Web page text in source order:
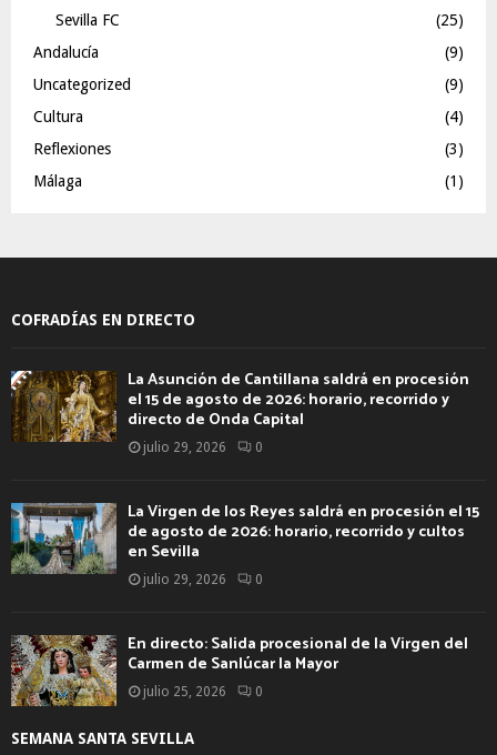
Sevilla FC
(25)
Andalucía
(9)
Uncategorized
(9)
Cultura
(4)
Reflexiones
(3)
Málaga
(1)
COFRADÍAS EN DIRECTO
La Asunción de Cantillana saldrá en procesión
el 15 de agosto de 2026: horario, recorrido y
directo de Onda Capital
julio 29, 2026 0
La Virgen de los Reyes saldrá en procesión el 15
de agosto de 2026: horario, recorrido y cultos
en Sevilla
julio 29, 2026 0
En directo: Salida procesional de la Virgen del
Carmen de Sanlúcar la Mayor
julio 25, 2026 0
SEMANA SANTA SEVILLA